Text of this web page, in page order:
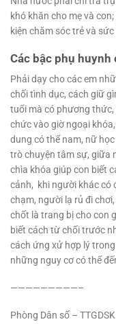
khó khăn cho mẹ và
kiện chăm sóc trẻ và
Các bậc phụ
Phải dạy cho các em
chối tình dục, cách giữ
tuổi mà có phương
chức vào giờ ngoại
dung có thể nam, nữ
trò chuyện tâm sự, giữa
chìa khóa giúp con biết
cảnh, khi người khác có
chạm, người lạ rủ đi
chốt là trang bị cho con
biết cách từ chối trước
cách ứng xử hợp lý
những nguy cơ có thể
—————————–
Phòng Dân số – TTGDSK